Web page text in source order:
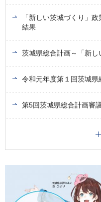
「新しい茨城づくり」
結果
茨城県総合計画～「新し
令和元年度第１回茨城
第5回茨城県総合計画審